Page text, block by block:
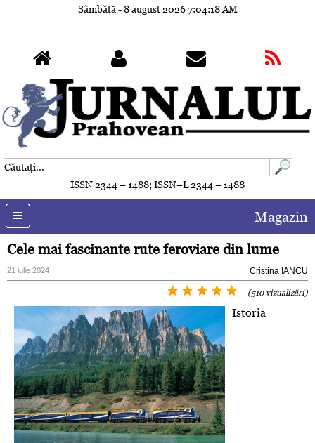
Sâmbătă - 8 august 20267:04:20 AM
ISSN 2344 – 1488; ISSN–L 2344 – 1488
Magazin
Cele mai fascinante rute feroviare din lume
21 iulie 2024 Cristina IANCU
(510 vizualizări)
Istoria